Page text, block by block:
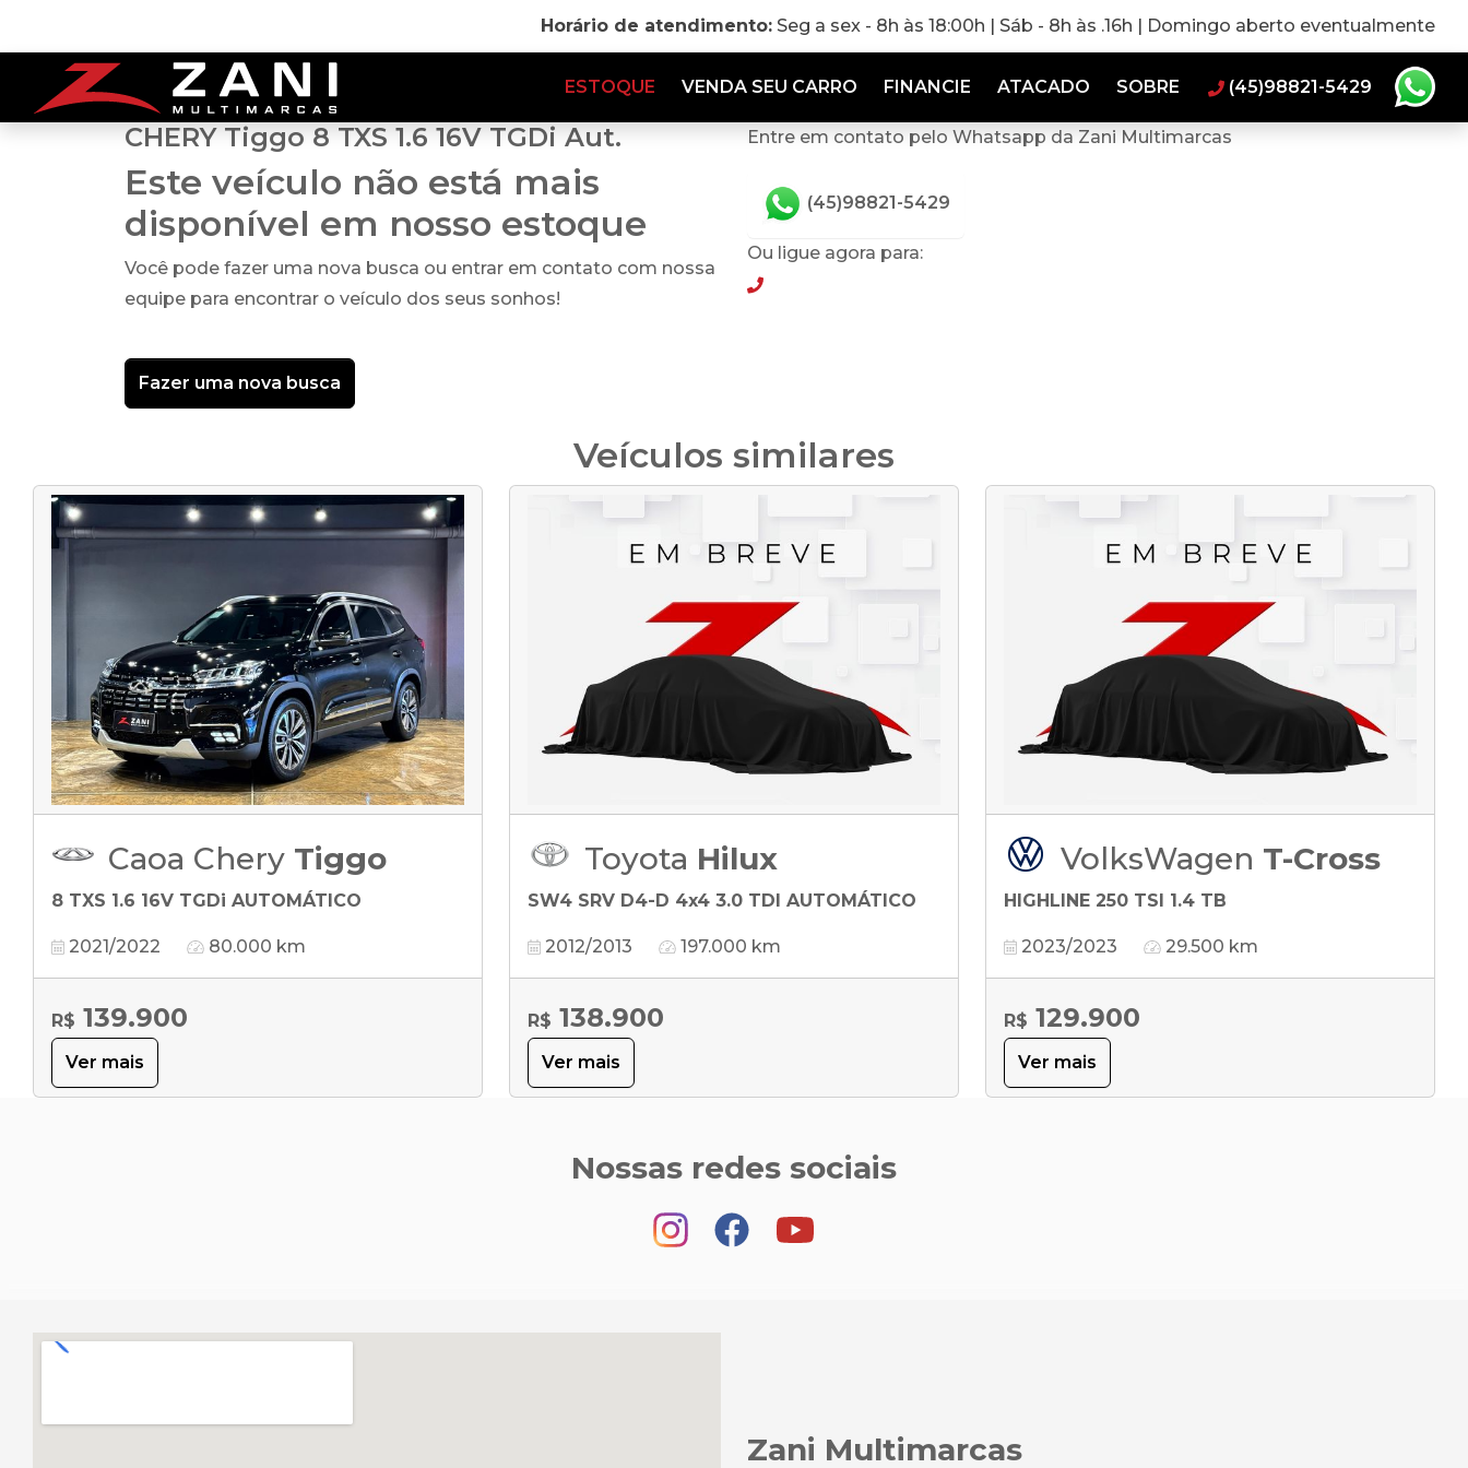
Horário de atendimento: Seg a sex - 8h às 18:00h | Sáb - 8h às .16h | Domingo aberto eventualmente
ESTOQUE VENDA SEU CARRO FINANCIE ATACADO SOBRE (45)98821-5429
CHERY Tiggo 8 TXS 1.6 16V TGDi Aut.
Este veículo não está mais
disponível em nosso estoque
Você pode fazer uma nova busca ou entrar em contato com nossa
equipe para encontrar o veículo dos seus sonhos!
Fazer uma nova busca
Entre em contato pelo Whatsapp da Zani Multimarcas
(45)98821-5429
Ou ligue agora para:
Veículos similares
Caoa Chery Tiggo
8 TXS 1.6 16V TGDi AUTOMÁTICO
2021/2022 80.000 km
R$ 139.900
Ver mais
Toyota Hilux
SW4 SRV D4-D 4x4 3.0 TDI AUTOMÁTICO
2012/2013 197.000 km
R$ 138.900
Ver mais
VolksWagen T-Cross
HIGHLINE 250 TSI 1.4 TB
2023/2023 29.500 km
R$ 129.900
Ver mais
Nossas redes sociais
Zani Multimarcas